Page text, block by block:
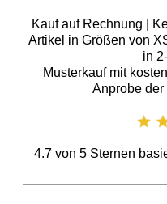
Kauf auf Rechnung |
Artikel in Größen von
in
Musterkauf mit
Anprobe
4.7von 5Sternen